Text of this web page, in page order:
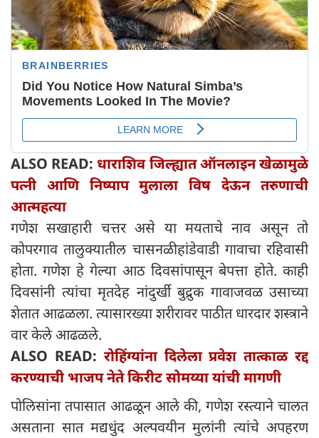
ALSO READ: धाराशिव जिल्ह्यात ऑनलाइन खेळामुळे
पत्नी आणि निष्पाप मुलाला विष देऊन तरुणाची
आत्महत्या
गणेश सखाहारी चत्तर असे या मयताचे नाव असून तो
कोपरगाव तालुक्यातील चासनळीहांडेवाडी गावाचा रहिवासी
होता. गणेश हे गेल्या आठ दिवसांपासून बेपत्ता होते. काही
दिवसांनी त्यांचा मृतदेह नांदुर्खी बुद्रुक गावाजवळ उसाच्या
शेतात आढळला. त्यासारख्या शरीरावर पाठीत धारदार शस्त्राने
वार केले आढळले.
ALSO READ: रोहिंग्यांना दिलेला प्रवेश तात्काळ रद्द
करण्याची भाजप नेते किरीट सोमय्या यांची मागणी
पोलिसांना तपासात आढळून आले की, गणेश रस्त्याने चालत
असताना सात मद्यधुंद अल्पवयीन मुलांनी त्यांचे अपहरण